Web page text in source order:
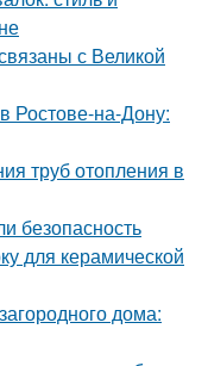
с Великой
Ростове-на-Дону:
труб отопления в
безопасность
для керамической
дома: